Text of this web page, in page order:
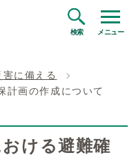
検索 メニュー
害に備える
計画の作成について
ける避難確